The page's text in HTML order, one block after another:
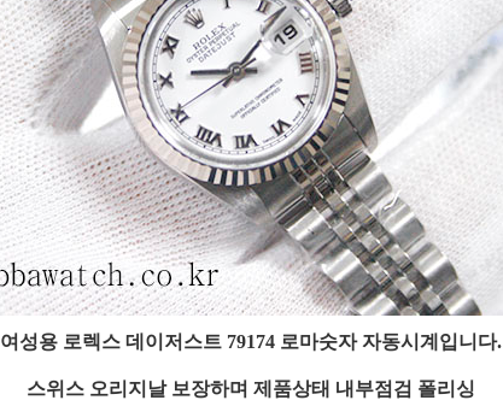
여성용 로렉스 데이저스트 79174 로마숫자 자동시계입니다.
스위스 오리지날 보장하며 제품상태 내부점검 폴리싱